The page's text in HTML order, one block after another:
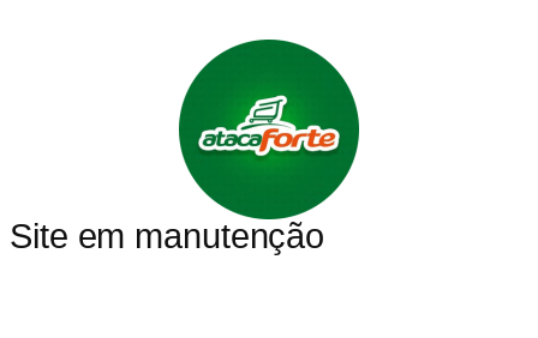
Site em manutenção